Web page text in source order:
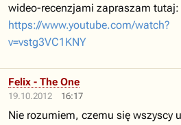
wideo-recenzjami zapraszam tutaj:
https://www.youtube.com/watch?
v=vstg3VC1KNY
19.10.2012 16:17
Felix - The One
Nie rozumiem, czemu się wszyscy